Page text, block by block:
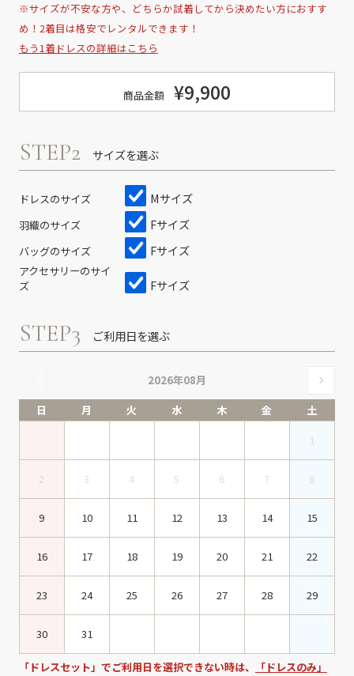
※サイズが不安な方や、どちらか試着してから決めたい方におすす
め！2着目は格安でレンタルできます！
もう1着ドレスの詳細はこちら
商品金額 ¥9,900
STEP2 サイズを選ぶ
ドレスのサイズ Mサイズ
羽織のサイズ Fサイズ
バッグのサイズ Fサイズ
アクセサリーのサイ
ズ
Fサイズ
STEP3 ご利用日を選ぶ
2026年08月
日
月 火 水 木 金
土
1
2 3 4 5 6 7 8
9 10 11 12 13 14 15
16 17 18 19 20 21 22
23 24 25 26 27 28 29
30 31
「ドレスセット」でご利用日を選択できない時は、
「ドレスのみ」